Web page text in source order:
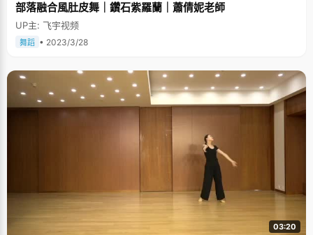
部落融合風肚皮舞｜鑽石紫羅蘭｜蕭倩妮老師
UP主: 飞宇视频
舞蹈 • 2023/3/28
03:20